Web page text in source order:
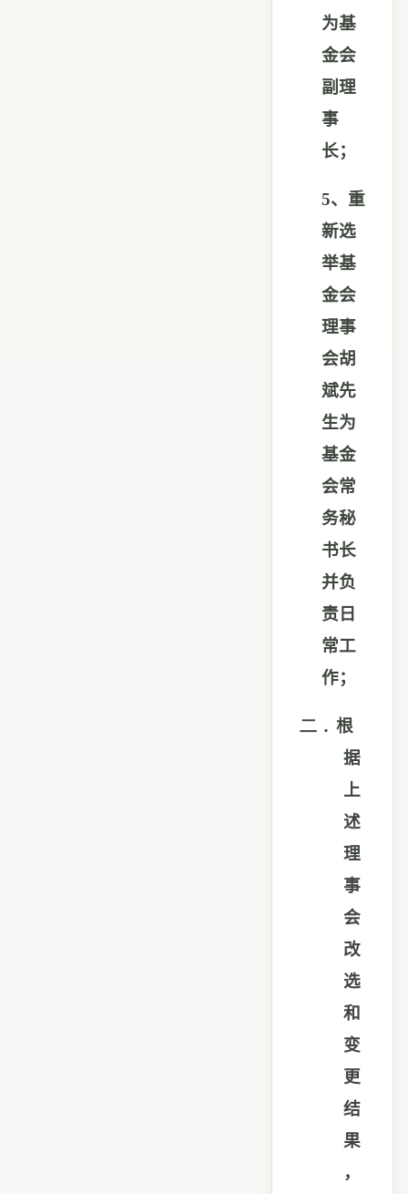
为基
金会
副理
事
长；
5、重
新选
举基
金会
理事
会胡
斌先
生为
基金
会常
务秘
书长
并负
责日
常工
作；
二． 根
据
上
述
理
事
会
改
选
和
变
更
结
果
，